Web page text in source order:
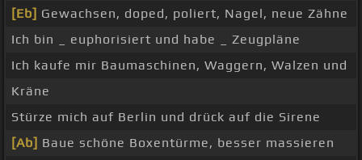
[Eb] Gewachsen, doped, poliert, Nagel, neue Zähne
Ich bin _ euphorisiert und habe _ Zeugpläne
Ich kaufe mir Baumaschinen, Waggern, Walzen und
Kräne
Stürze mich auf Berlin und drück auf die Sirene
[Ab] Baue schöne Boxentürme, besser massieren